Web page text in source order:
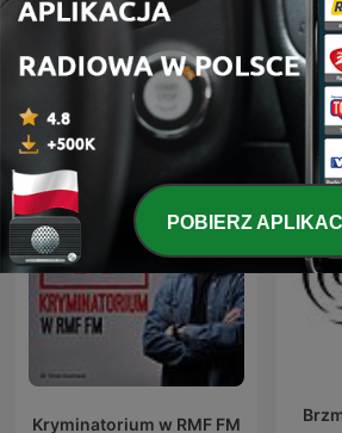
Czarnobyl. Prawdziwa
historia
Kryminatorium w RMF FM
POBIERZ